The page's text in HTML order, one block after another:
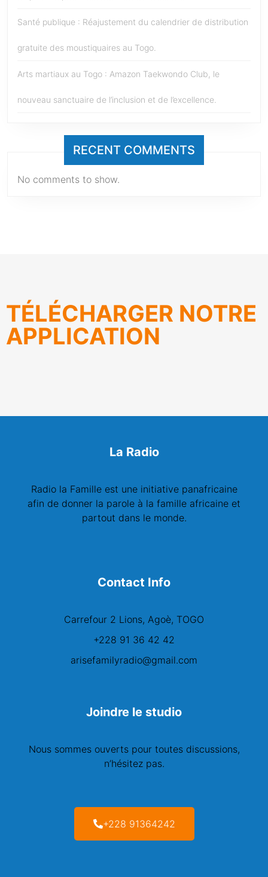
Santé publique : Réajustement du calendrier de distribution
gratuite des moustiquaires au Togo.
Arts martiaux au Togo : Amazon Taekwondo Club, le
nouveau sanctuaire de l’inclusion et de l’excellence.
RECENT COMMENTS
No comments to show.
TÉLÉCHARGER NOTRE
APPLICATION
La Radio
Radio la Famille est une initiative panafricaine
afin de donner la parole à la famille africaine et
partout dans le monde.
Contact Info
Carrefour 2 Lions, Agoè, TOGO
+228 91 36 42 42
arisefamilyradio@gmail.com
Joindre le studio
Nous sommes ouverts pour toutes discussions,
n’hésitez pas.
+228 91364242